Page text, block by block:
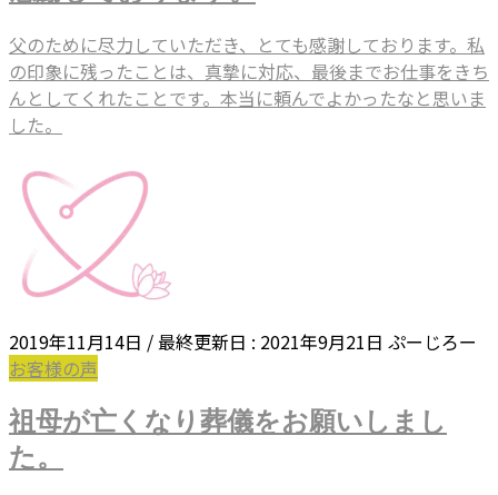
父のために尽力していただき、とても感謝しております。私
の印象に残ったことは、真摯に対応、最後までお仕事をきち
んとしてくれたことです。本当に頼んでよかったなと思いま
した。
2019年11月14日 / 最終更新日 : 2021年9月21日 ぷーじろー
お客様の声
祖母が亡くなり葬儀をお願いしまし
た。